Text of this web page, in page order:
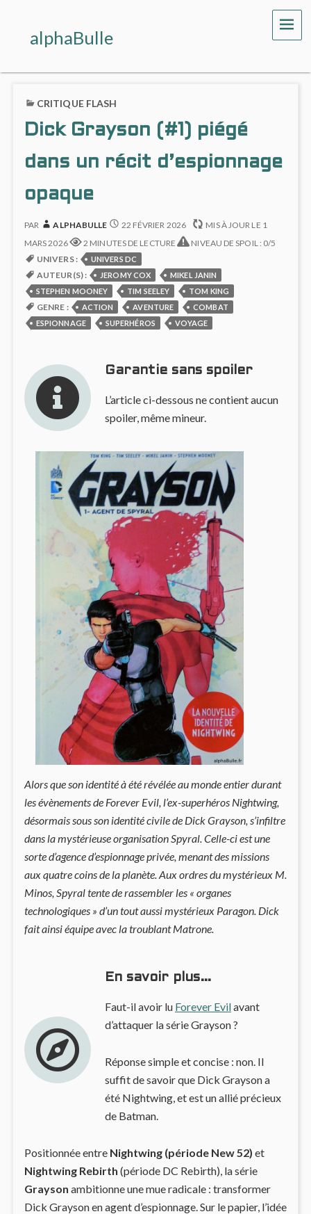
alphaBulle
CRITIQUE FLASH
Dick Grayson (#1) piégé
dans un récit d’espionnage
opaque
PAR ALPHABULLE 22 FÉVRIER 2026 MIS À JOUR LE 1
MARS 2026
2 MINUTES DE LECTURE
NIVEAU DE SPOIL : 0/5
UNIVERS :
UNIVERS DC
AUTEUR(S) : JEROMY COX
MIKEL JANIN
STEPHEN MOONEY
TIM SEELEY TOM KING
GENRE : ACTION AVENTURE
COMBAT
ESPIONNAGE
SUPERHÉROS VOYAGE
Garantie sans spoiler
L’article ci-dessous ne contient aucun
spoiler, même mineur.
Alors que son identité à été révélée au monde entier durant
les évènements de Forever Evil, l’ex-superhéros Nightwing,
désormais sous son identité civile de Dick Grayson, s’infiltre
dans la mystérieuse organisation Spyral. Celle-ci est une
sorte d’agence d’espionnage privée, menant des missions
aux quatre coins de la planète. Aux ordres du mystérieux M.
Minos, Spyral tente de rassembler les « organes
technologiques » d’un tout aussi mystérieux Paragon. Dick
fait ainsi équipe avec la troublant Matrone.
En savoir plus…
Faut-il avoir lu Forever Evilavant
d’attaquer la série Grayson ?
Réponse simple et concise : non. Il
suffit de savoir que Dick Grayson a
été Nightwing, et est un allié précieux
de Batman.
Positionnée entre Nightwing (période New 52) et
Nightwing Rebirth (période DC Rebirth), la série
Grayson ambitionne une mue radicale : transformer
Dick Grayson en agent d’espionnage. Sur le papier, l’idée